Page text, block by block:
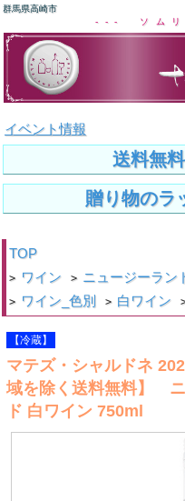
群馬県高崎市
--- ソムリ
イベント情報
送料無
贈り物のラ
TOP
> ワイン > ニュージーラン
> ワイン_色別 > 白ワイン
【冷蔵】
マテズ・シャルドネ
域を除く送料無料】
ド 白ワイン 750ml